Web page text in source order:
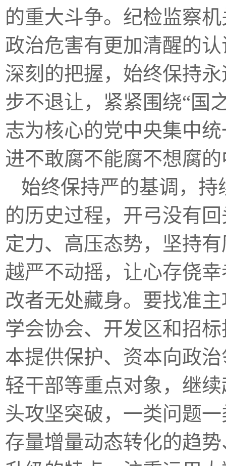
的重大斗争。纪检监察
政治危害有更加清醒的
深刻的把握，始终保持
步不退让，紧紧围绕“国
志为核心的党中央集中
进不敢腐不能腐不想腐
始终保持严的基调，持
的历史过程，开弓没有
定力、高压态势，坚持
越严不动摇，让心存侥
改者无处藏身。要找准
学会协会、开发区和招
本提供保护、资本向政
轻干部等重点对象，继
头攻坚突破，一类问题
存量增量动态转化的趋